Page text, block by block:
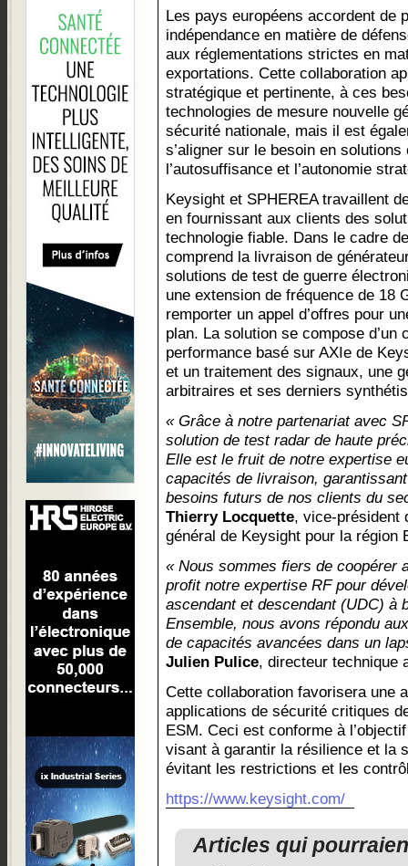
Les pays européens accordent de
indépendance en matière de
aux réglementations strictes en
exportations. Cette collaboration
stratégique et pertinente, à ces
technologies de mesure nouvelle
sécurité nationale, mais il est
s’aligner sur le besoin en
l’autosuffisance et l’autonomie
Keysight et SPHEREA travaillent
en fournissant aux clients des
technologie fiable. Dans le cadre
comprend la livraison de
solutions de test de guerre
une extension de fréquence de 18
remporter un appel d’offres pour
plan. La solution se compose d’un
performance basé sur AXIe de
et un traitement des signaux, une
arbitraires et ses derniers
« Grâce à notre partenariat avec
solution de test radar de haute
Elle est le fruit de notre expertise
capacités de livraison,
besoins futurs de nos clients du
Thierry Locquette, vice-président
général de Keysight pour la région
« Nous sommes fiers de coopérer
profit notre expertise RF pour
ascendant et descendant (UDC) à
Ensemble, nous avons répondu
de capacités avancées dans un
Julien Pulice, directeur technique
Cette collaboration favorisera une
applications de sécurité critiques
ESM. Ceci est conforme à
visant à garantir la résilience et la
évitant les restrictions et les
https://www.keysight.com/
Articles qui